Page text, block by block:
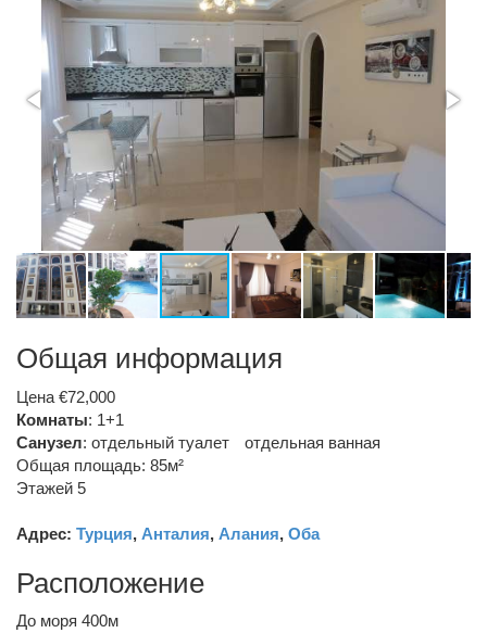
Общая информация
Цена €72,000
Комнаты: 1+1
Санузел: отдельный туалет
отдельная ванная
Общая площадь: 85м²
Этажей 5
Адрес: Турция, Анталия, Алания, Оба
Расположение
До моря 400м